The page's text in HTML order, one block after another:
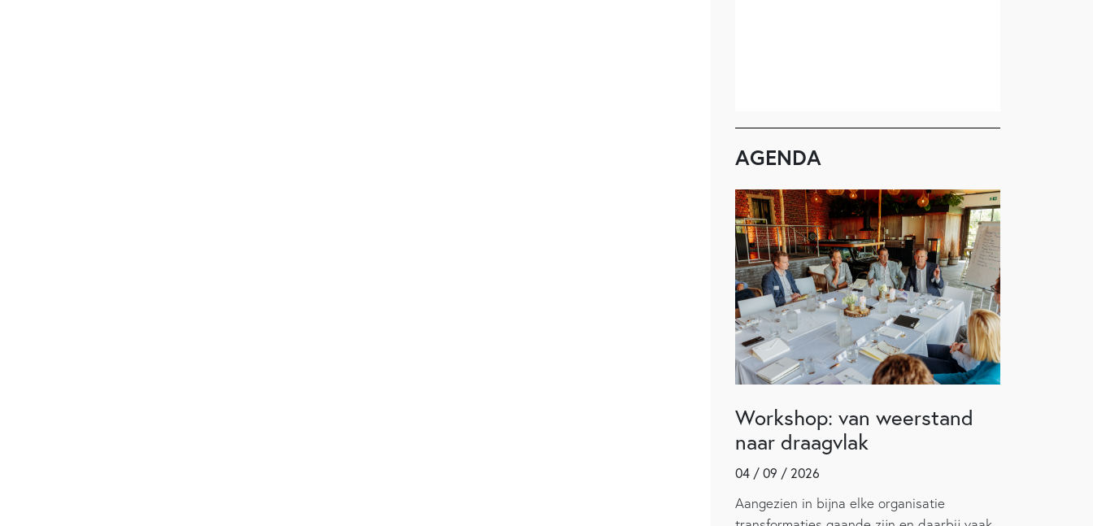
AGENDA
Workshop: van weerstand
naar draagvlak
04 / 09 / 2026
Aangezien in bijna elke organisatie